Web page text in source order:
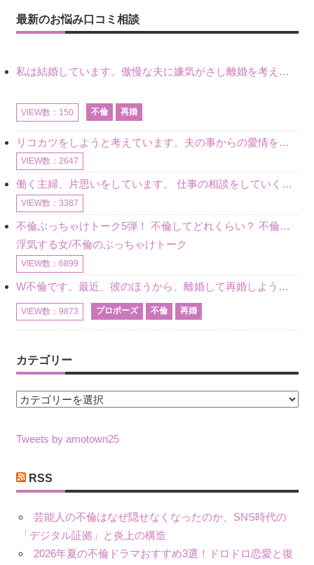
最新のお悩み口コミ相談
私は結婚しています。傲慢な夫に嫌気がさし離婚を考えていたときに、彼と出会いました。彼には恋人がいましたが、話をするうちに、夫とのことを相談するようにな
VIEW数：150 不倫 再婚
リコカツをしようと考えています。夫の事からの愛情を全く感じません。子供がいるので、子供が成長するまではと我慢しています。 まず、お金が必要だと考え、仕事の量も増やしました。ところが、夫は働かず、結局は
VIEW数：2647
働く主婦、片思いをしています。 仕事の相談をしていくうちに、彼のことを好きになりました。私には夫も子供もいます。不倫をしているわけでもなく、もちろん、この気持ちは誰にも話していません。 ラインをする関
VIEW数：3387
不倫ぶっちゃけトーク5弾！ 不倫してどれくらい？ 不倫のあれこれを、なんでもどうぞ♪♪
浮気する女/不倫のぶっちゃけトーク
VIEW数：6899
W不倫です。最近、彼のほうから、離婚して再婚しよう、と言ってきました。ハッキリいうと、そこまでは考えていませんでした。彼を好きな気持ちはあるし、彼なしの生活は考えられません。だけど、離婚して再婚すると
VIEW数：9873 プロポーズ 不倫 再婚
カテゴリー
カ
ゴ
ー
Tweets by amotown25
RSS
芸能人の不倫はなぜ隠せなくなったのか、SNS時代の
「デジタル証拠」と炎上の構造
2026年夏の不倫ドラマおすすめ3選！ドロドロ恋愛と復